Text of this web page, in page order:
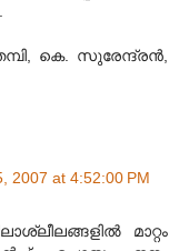
കെ. സുരേന്ദ്രന്‍,
2007 at 4:52:00 PM
മാറ്റം